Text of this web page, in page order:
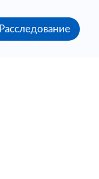
Расследование